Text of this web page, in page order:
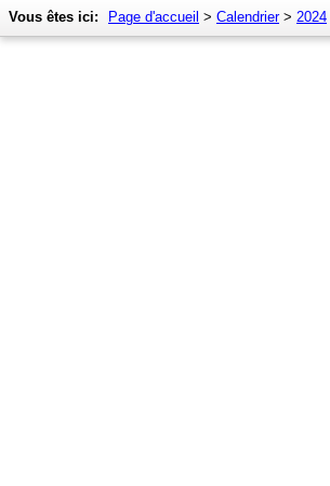
Vous êtes ici: Page d'accueil > Calendrier> 2024